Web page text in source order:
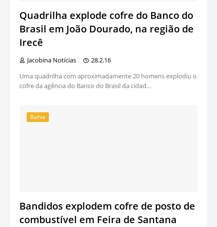
Quadrilha explode cofre do Banco do
Brasil em João Dourado, na região de
Irecê
Jacobina Notícias
28.2.16
Uma quadrilha com aproximadamente 20 homens explodiu o
cofre da agência do Banco do Brasil da cidad…
Bahia
Bandidos explodem cofre de posto de
combustível em Feira de Santana